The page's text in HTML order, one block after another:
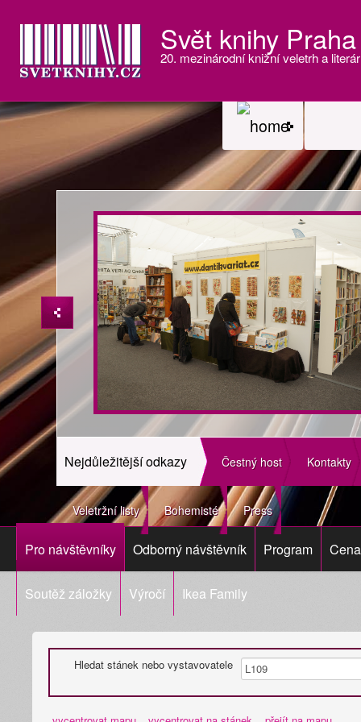
Svět knihy
20. mezinárodní knižní veletrh a
Nejdůležitější odkazy Čestný host Kontakty
Veletržní listy Bohemisté Press
Pro návštěvníky Odborný návštěvník Program
Soutěž záložky Výročí Ikea Family
Hledat stánek nebo vystavovatele